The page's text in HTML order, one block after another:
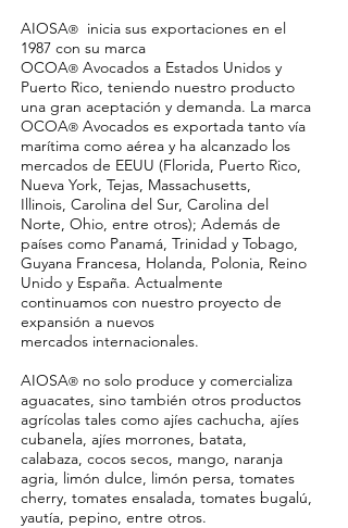
AIOSA®
inicia sus exportaciones en el
1987 con su marca
OCOA® Avocados a Estados Unidos y
Puerto Rico, teniendo nuestro producto
una gran aceptación y demanda. La marca
OCOA® Avocados es exportada tanto vía
marítima como aérea y ha alcanzado los
mercados de EEUU (Florida, Puerto Rico,
Nueva York, Tejas, Massachusetts,
Illinois, Carolina del Sur, Carolina del
Norte, Ohio, entre otros); Además de
países como Panamá, Trinidad y Tobago,
Guyana Francesa, Holanda, Polonia, Reino
Unido y España. Actualmente
continuamos con nuestro proyecto de
expansión a nuevos
mercados internacionales.
AIOSA® no solo produce y comercializa
aguacates, sino también otros productos
agrícolas tales como ajíes cachucha, ajíes
cubanela, ajíes morrones, batata,
calabaza, cocos secos, mango, naranja
agria, limón dulce, limón persa, tomates
cherry, tomates ensalada, tomates bugalú,
yautía, pepino, entre otros.